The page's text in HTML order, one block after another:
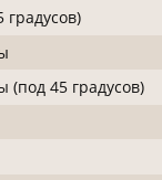
(под 45 градусов)